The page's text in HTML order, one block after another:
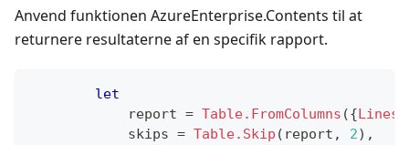
Anvend funktionen AzureEnterprise.Contents til at
returnere resultaterne af en specifik rapport.
let
            report
= Table.FromColumns ({
            skips
= Table.Skip ( report , 2) ,